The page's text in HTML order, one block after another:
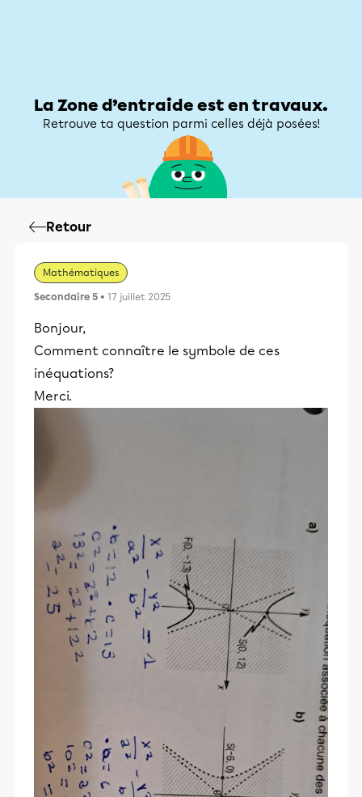
La Zone d’entraide est en travaux.
Retrouve ta question parmi celles déjà posées!
Retour
Mathématiques
Secondaire 5 • 17 juillet 2025
Bonjour,
Comment connaître le symbole de ces
inéquations?
Merci.